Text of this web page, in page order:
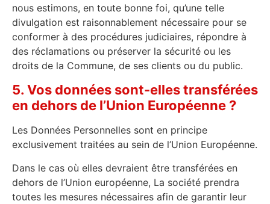
nous estimons, en toute bonne foi, qu’une telle
divulgation est raisonnablement nécessaire pour se
conformer à des procédures judiciaires, répondre à
des réclamations ou préserver la sécurité ou les
droits de la Commune, de ses clients ou du public.
5. Vos données sont-elles transférées
en dehors de l’Union Européenne ?
Les Données Personnelles sont en principe
exclusivement traitées au sein de l’Union Européenne.
Dans le cas où elles devraient être transférées en
dehors de l’Union européenne, La société prendra
toutes les mesures nécessaires afin de garantir leur